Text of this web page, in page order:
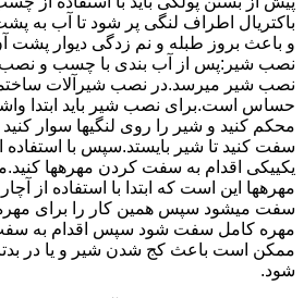
باکتریال اطراف لنگی پر شود تا آب به
و باعث بروز طبله و نم زدگی دیوار پشت
نصب شیر:پس از آب بندی با چسب و نصب
نصب شیر میرسد.در نصب شیرآلات
حساس است.برای نصب شیر باید ابتدا
محکم کنید و شیر را روی لنگیها سوار
سفت کنید تا شیر بایستد.سپس با
یکییکی اقدام به سفت کردن مهرهها
مهرهها این است که ابتدا با استفاده از
سفت میشود سپس همین کار را برای مهره
مهره کامل سفت شود سپس اقدام به
ممکن است باعث کج شدن شیر و یا در
شود.